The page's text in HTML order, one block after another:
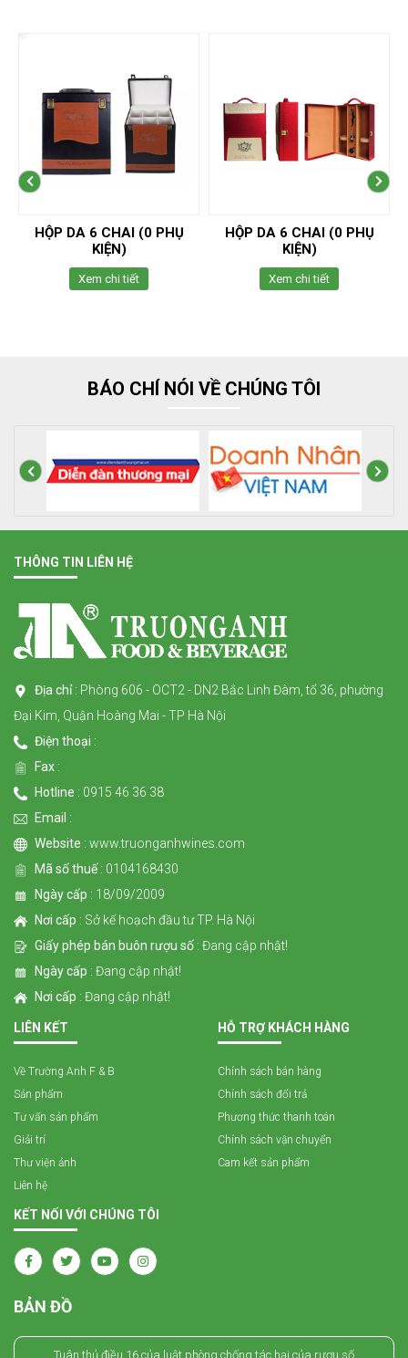
HỘP DA 6 CHAI (0 PHỤ
KIỆN)
Xem chi tiết
HỘP DA 6 CHAI (0 PHỤ
KIỆN)
Xem chi tiết
BÁO CHÍ NÓI VỀ CHÚNG TÔI
THÔNG TIN LIÊN HỆ
Địa chỉ : Phòng 606 - OCT2 - DN2 Bắc Linh Đàm, tổ 36, phường
Đại Kim, Quận Hoàng Mai - TP Hà Nội
Điện thoại :
Fax :
Hotline : 0915 46 36 38
Email :
Website : www.truonganhwines.com
Mã số thuế : 0104168430
Ngày cấp : 18/09/2009
Nơi cấp : Sở kế hoạch đầu tư TP. Hà Nội
Giấy phép bán buôn rượu số : Đang cập nhật!
Ngày cấp : Đang cập nhật!
Nơi cấp : Đang cập nhật!
LIÊN KẾT
Về Trường Anh F & B
Sản phẩm
Tư vấn sản phẩm
Giải trí
Thư viện ảnh
Liên hệ
HỖ TRỢ KHÁCH HÀNG
Chính sách bán hàng
Chính sách đổi trả
Phương thức thanh toán
Chính sách vận chuyển
Cam kết sản phẩm
KẾT NỐI VỚI CHÚNG TÔI
BẢN ĐỒ
Tuân thủ điều 16 của luật phòng chống tác hại của rượu số